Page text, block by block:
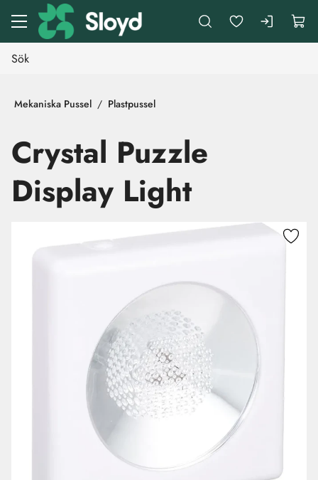
Gå till huvudinnehåll
Mekaniska Pussel Plastpussel
Crystal Puzzle
Display Light